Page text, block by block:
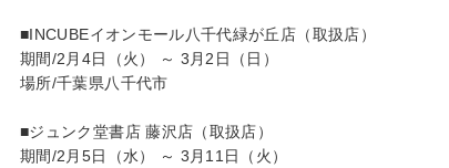
■INCUBEイオンモール八千代緑が丘店（取扱店）
期間/2月4日（火） ～ 3月2日（日）
場所/千葉県八千代市
■ジュンク堂書店 藤沢店（取扱店）
期間/2月5日（水） ～ 3月11日（火）